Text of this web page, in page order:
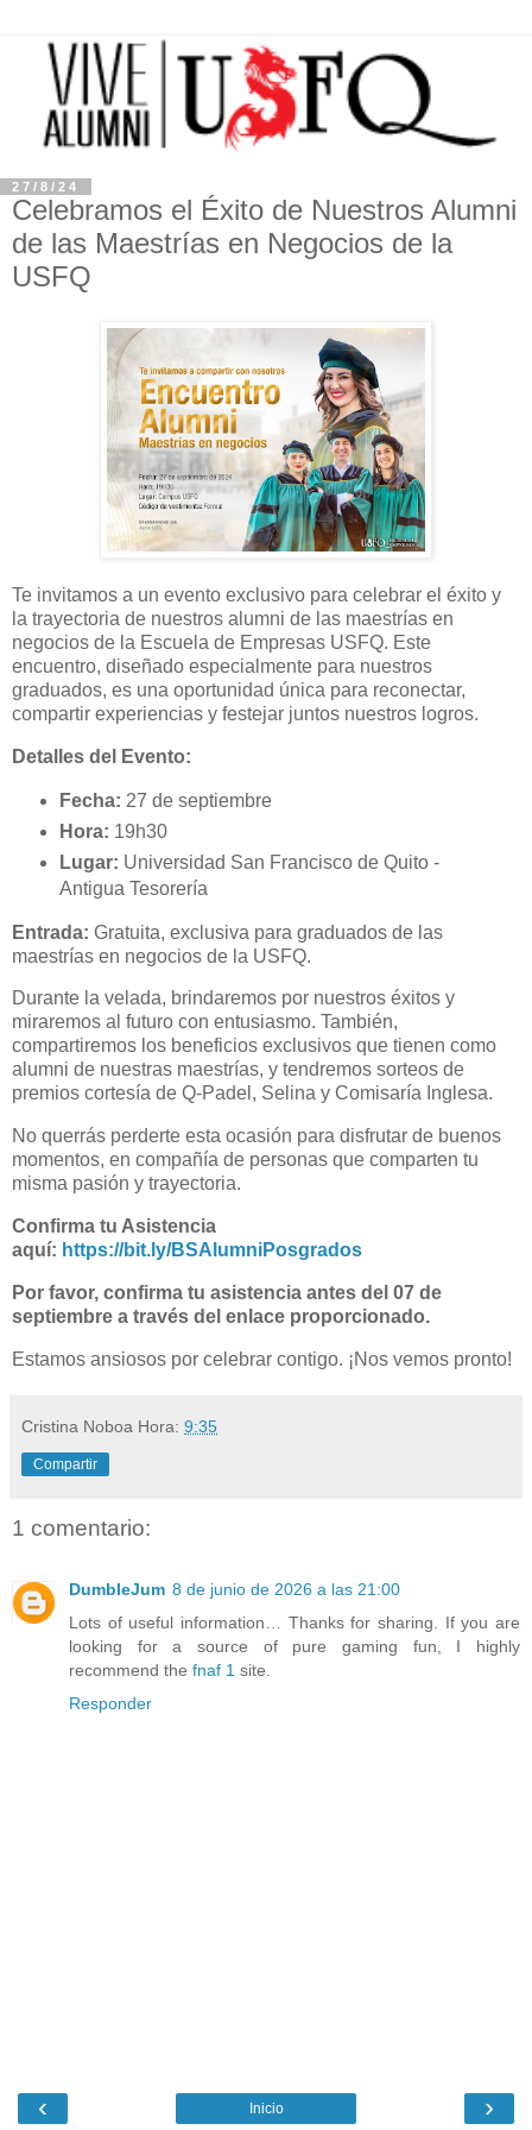
27/8/24
Celebramos el Éxito de Nuestros Alumni
de las Maestrías en Negocios de la
USFQ
Te invitamos a un evento exclusivo para celebrar el éxito y
la trayectoria de nuestros alumni de las maestrías en
negocios de la Escuela de Empresas USFQ. Este
encuentro, diseñado especialmente para nuestros
graduados, es una oportunidad única para reconectar,
compartir experiencias y festejar juntos nuestros logros.
Detalles del Evento:
Fecha: 27 de septiembre
Hora: 19h30
Lugar: Universidad San Francisco de Quito -
Antigua Tesorería
Entrada: Gratuita, exclusiva para graduados de las
maestrías en negocios de la USFQ.
Durante la velada, brindaremos por nuestros éxitos y
miraremos al futuro con entusiasmo. También,
compartiremos los beneficios exclusivos que tienen como
alumni de nuestras maestrías, y tendremos sorteos de
premios cortesía de Q-Padel, Selina y Comisaría Inglesa.
No querrás perderte esta ocasión para disfrutar de buenos
momentos, en compañía de personas que comparten tu
misma pasión y trayectoria.
Confirma tu Asistencia
aquí: https://bit.ly/BSAlumniPosgrados
Por favor, confirma tu asistencia antes del 07 de
septiembre a través del enlace proporcionado.
Estamos ansiosos por celebrar contigo. ¡Nos vemos pronto!
Cristina Noboa Hora: 9:35
Compartir
1 comentario:
DumbleJum 8 de junio de 2026 a las 21:00
Lots of useful information… Thanks for sharing. If you are
looking for a source of pure gaming fun, I highly
recommend the fnaf 1 site.
Responder
‹ ›
Inicio